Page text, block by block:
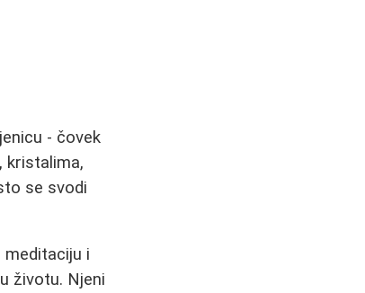
- čovek
kristalima,
se svodi
meditaciju i
životu. Njeni